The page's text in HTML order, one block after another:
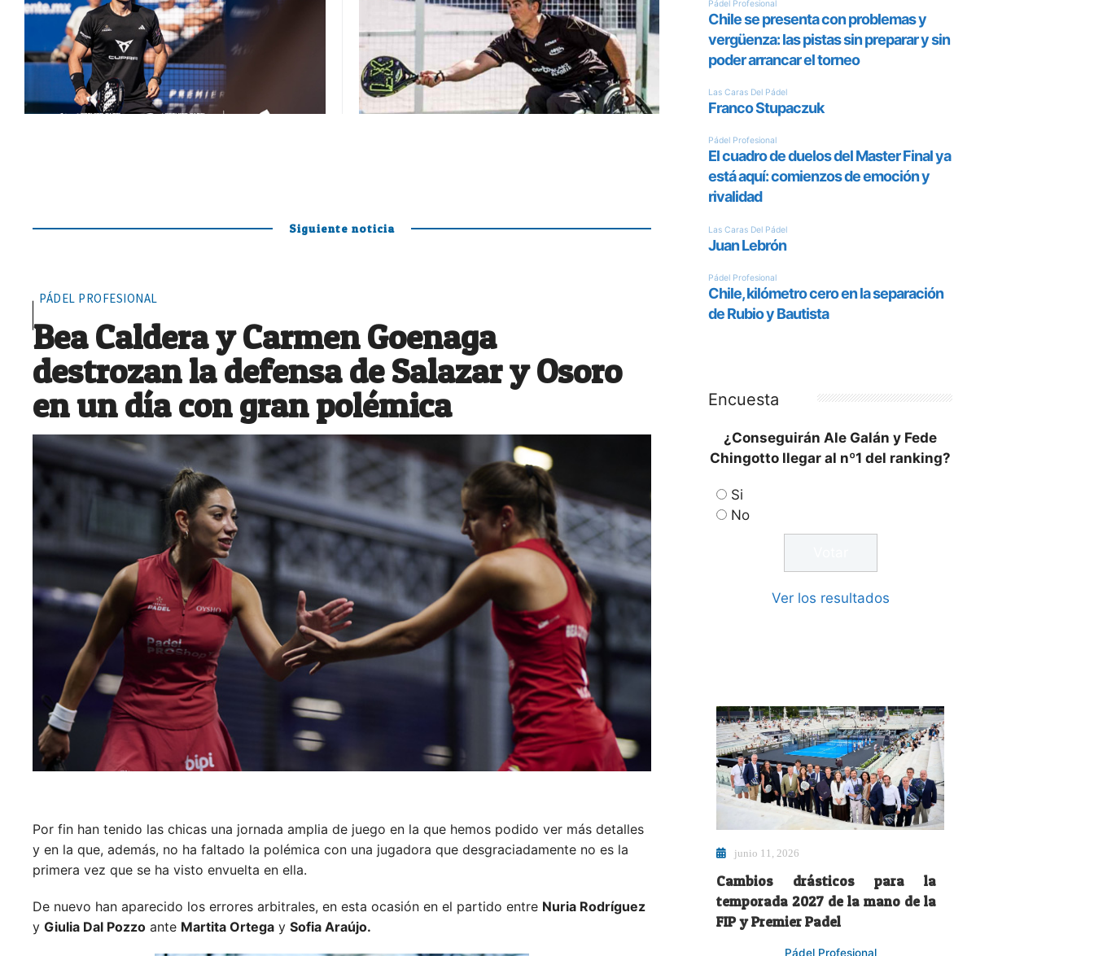
Siguiente noticia
PÁDEL PROFESIONAL
Bea Caldera y Carmen Goenaga
destrozan la defensa de Salazar y Osoro
en un día con gran polémica
Por fin han tenido las chicas una jornada amplia de juego en la que hemos podido ver más detalles
y en la que, además, no ha faltado la polémica con una jugadora que desgraciadamente no es la
primera vez que se ha visto envuelta en ella.
De nuevo han aparecido los errores arbitrales, en esta ocasión en el partido entre Nuria Rodríguez
y Giulia Dal Pozzo ante Martita Ortega y Sofia Araújo.
Encuesta
¿Conseguirán Ale Galán y Fede
Chingotto llegar al nº1 del ranking?
Si
No
Ver los resultados
junio 11, 2026
Cambios drásticos para la
temporada 2027 de la mano de la
FIP y Premier Padel
Pádel Profesional